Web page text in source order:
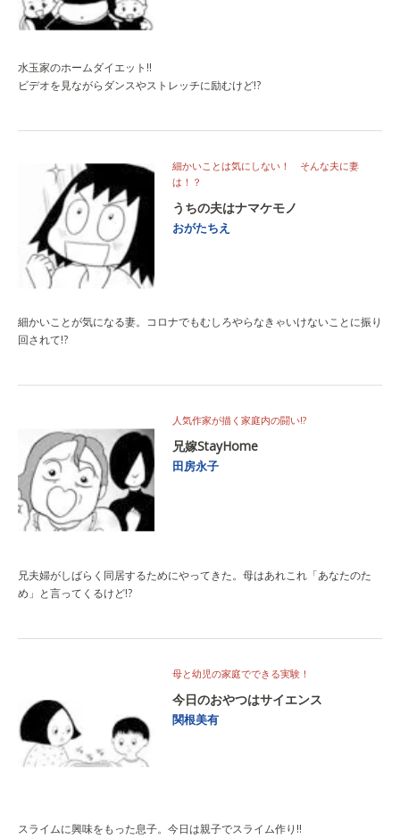
水玉家のホームダイエット!!
ビデオを見ながらダンスやストレッチに励むけど!?
細かいことは気にしない！ そんな夫に妻
は！？
うちの夫はナマケモノ
おがたちえ
細かいことが気になる妻。コロナでもむしろやらなきゃいけないことに振り
回されて!?
人気作家が描く家庭内の闘い!?
兄嫁StayHome
田房永子
兄夫婦がしばらく同居するためにやってきた。母はあれこれ「あなたのた
め」と言ってくるけど!?
母と幼児の家庭でできる実験！
今日のおやつはサイエンス
関根美有
スライムに興味をもった息子。今日は親子でスライム作り!!